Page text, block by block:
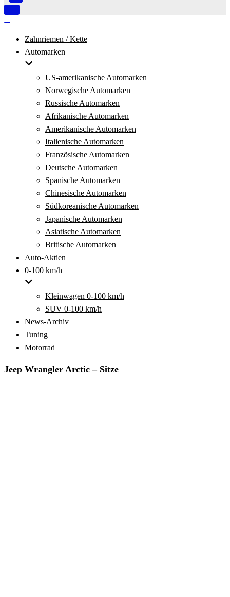
Navigation
Zahnriemen / Kette
Automarken
US-amerikanische Automarken
Norwegische Automarken
Russische Automarken
Afrikanische Automarken
Amerikanische Automarken
Italienische Automarken
Französische Automarken
Deutsche Automarken
Spanische Automarken
Chinesische Automarken
Südkoreanische Automarken
Japanische Automarken
Asiatische Automarken
Britische Automarken
Auto-Aktien
0-100 km/h
Kleinwagen 0-100 km/h
SUV 0-100 km/h
News-Archiv
Tuning
Motorrad
Jeep Wrangler Arctic – Sitze